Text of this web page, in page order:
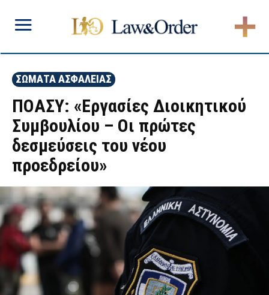
ΣΩΜΑΤΑ ΑΣΦΑΛΕΙΑΣ
ΠΟΑΣΥ: «Εργασίες Διοικητικού
Συμβουλίου – Οι πρώτες
δεσμεύσεις του νέου
προεδρείου»